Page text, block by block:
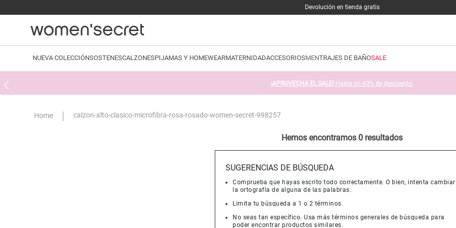
Devolución en tienda gratis
NUEVA COLECCIÓNSOSTENESCALZONESPIJAMAS Y HOMEWEARMATERNIDADACCESORIOSMENTRAJES DE BAÑOSALE
¡APROVECHA EL SALE! Hasta un 60% de descuento.
calzon-alto-clasico-microfibra-rosa-rosado-women-secret-998257
Hemos encontramos 0 resultados
SUGERENCIAS DE BÚSQUEDA
Comprueba que hayas escrito todo correctamente. O bien, intenta cambiar
la ortografía de alguna de las palabras.
Limita tu búsqueda a 1 o 2 términos.
No seas tan específico. Usa más términos generales de búsqueda para
poder encontrar productos similares.